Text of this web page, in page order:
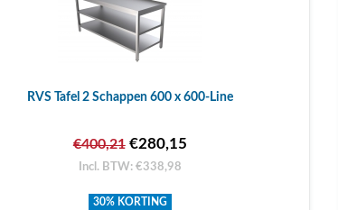
RVS Tafel 2 Schappen 600 x 600-Line
€400,21€280,15
Incl. BTW: €338,98
30% KORTING